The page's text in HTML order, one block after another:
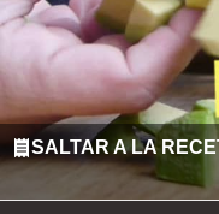
SALTAR A LA